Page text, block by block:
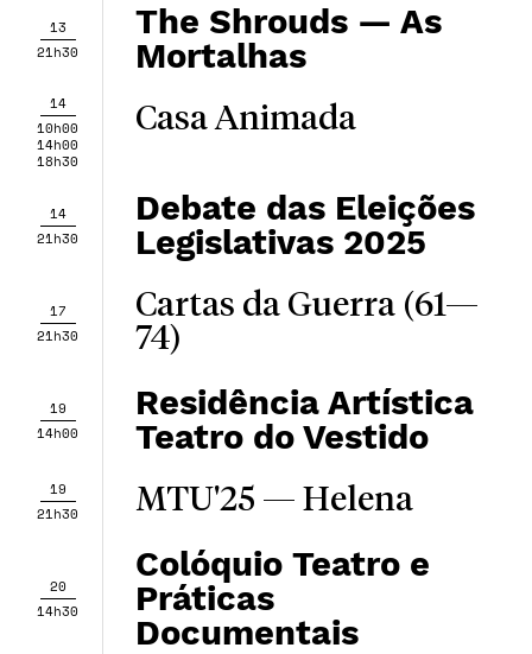
13
21h30
The Shrouds — As
Mortalhas
14
10h00
14h00
18h30
Casa Animada
14
21h30
Debate das Eleições
Legislativas 2025
17
21h30
Cartas da Guerra (61—
74)
19
14h00
Residência Artística
Teatro do Vestido
19
21h30
MTU'25 — Helena
20
14h30
Colóquio Teatro e
Práticas
Documentais